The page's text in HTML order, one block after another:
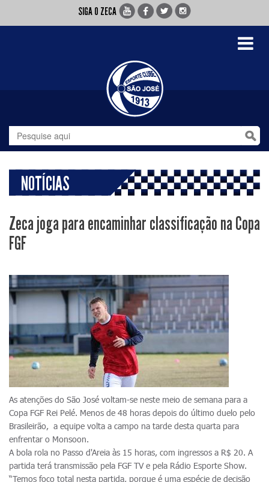
SIGA O ZECA
Toggle
NOTÍCIAS
Zeca joga para encaminhar classificação na Copa
FGF
As atenções do São José voltam-se neste meio de semana para a
Copa FGF Rei Pelé. Menos de 48 horas depois do último duelo pelo
Brasileirão, a equipe volta a campo na tarde desta quarta para
enfrentar o Monsoon.
A bola rola no Passo d'Areia às 15 horas, com ingressos a R$ 20. A
partida terá transmissão pela FGF TV e pela Rádio Esporte Show.
“Temos foco total nesta partida, porque é uma espécie de decisão